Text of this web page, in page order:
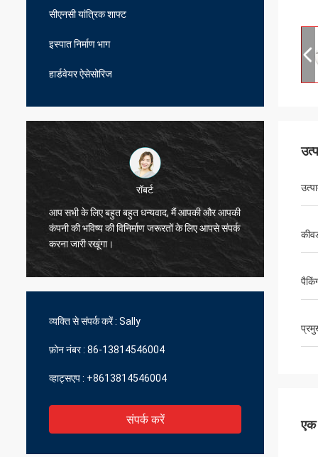
सीएनसी यांत्रिक शाफ्ट
इस्पात निर्माण भाग
हार्डवेयर ऐसेसोरिज
रॉबर्ट
आप सभी के लिए बहुत बहुत धन्यवाद, मैं आपकी और आपकी
कंपनी की भविष्य की विनिर्माण जरूरतों के लिए आपसे संपर्क
करना जारी रखूंगा।
बहुत
व्यक्ति से संपर्क करें : Sally
फ़ोन नंबर : 86-13814546004
व्हाट्सएप : +8613814546004
संपर्क करें एक